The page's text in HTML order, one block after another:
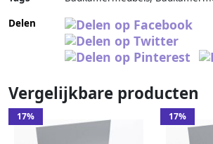
Delen
Vergelijkbare producten
17% 17%